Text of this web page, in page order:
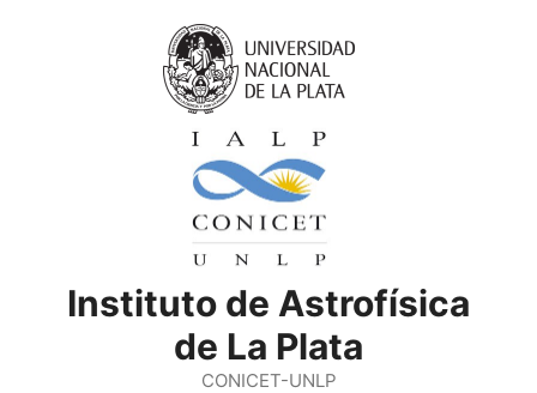
Instituto de Astrofísica
de La Plata
CONICET-UNLP